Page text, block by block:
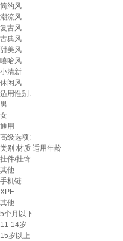
简约风
潮流风
复古风
古典风
甜美风
嘻哈风
小清新
休闲风
适用性别:
男
女
通用
高级选项:
类别 材质 适用年龄
挂件/挂饰
其他
手机链
XPE
其他
5个月以下
11-14岁
15岁以上